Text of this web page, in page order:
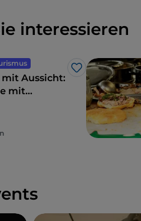
interessieren
Like
mit Aussicht:
mit